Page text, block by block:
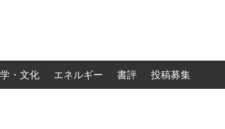
・文化 エネルギー 書評 投稿募集